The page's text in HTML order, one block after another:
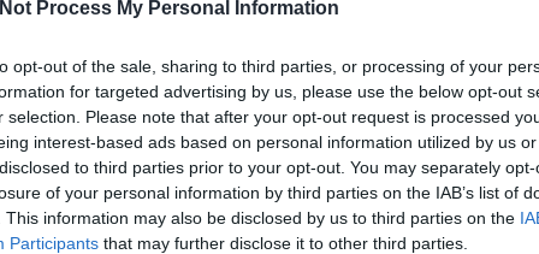
Process My Personal Information
opt-out of the sale, sharing to third parties, or processing of your
for targeted advertising by us, please use the below opt-out
selection. Please note that after your opt-out request is processed
interest-based ads based on personal information utilized by us
to third parties prior to your opt-out. You may separately
of your personal information by third parties on the IAB’s list of
This information may also be disclosed by us to third parties on the
Participants that may further disclose it to other third parties.
tudja feldolgozni a sokszor értelmetlennek tűnő
Azonban ha tényleg magával tud valakit ragadni, akkor az
annál is több- élménnyel lesz gazdagabb.
azAgave Kiadónak.
Szólj hozzá!
szépirodalom philip k. dick timothy archer lélekvándorlása